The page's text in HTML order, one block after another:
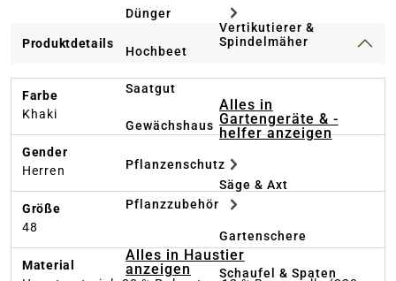
Dünger
Hochbeet
Saatgut
Gewächshaus
Pflanzenschutz
Pflanzzubehör
Alles in Haustier
anzeigen
Vertikutierer &
Spindelmäher
Alles in
Gartengeräte & -
helfer anzeigen
Säge & Axt
Gartenschere
Schaufel & Spaten
Produktdetails
Farbe
Khaki
Gender
Herren
Größe
48
Material